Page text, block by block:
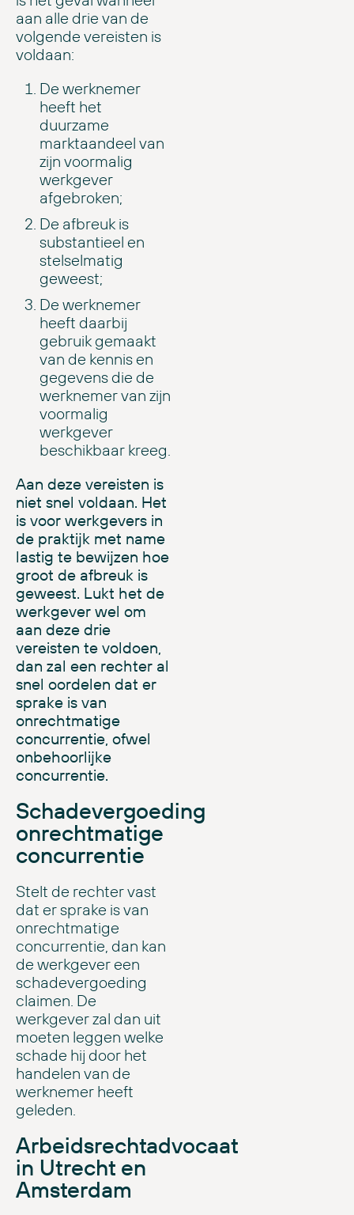
aan alle drie van de
volgende vereisten is
voldaan:
De werknemer
heeft het
duurzame
marktaandeel van
zijn voormalig
werkgever
afgebroken;
De afbreuk is
substantieel en
stelselmatig
geweest;
De werknemer
heeft daarbij
gebruik gemaakt
van de kennis en
gegevens die de
werknemer van zijn
voormalig
werkgever
beschikbaar kreeg.
Aan deze vereisten is
niet snel voldaan. Het
is voor werkgevers in
de praktijk met name
lastig te bewijzen hoe
groot de afbreuk is
geweest. Lukt het de
werkgever wel om
aan deze drie
vereisten te voldoen,
dan zal een rechter al
snel oordelen dat er
sprake is van
onrechtmatige
concurrentie, ofwel
onbehoorlijke
concurrentie.
Schadevergoeding
onrechtmatige
concurrentie
Stelt de rechter vast
dat er sprake is van
onrechtmatige
concurrentie, dan kan
de werkgever een
schadevergoeding
claimen. De
werkgever zal dan uit
moeten leggen welke
schade hij door het
handelen van de
werknemer heeft
geleden.
Arbeidsrechtadvocaat
in Utrecht en
Amsterdam